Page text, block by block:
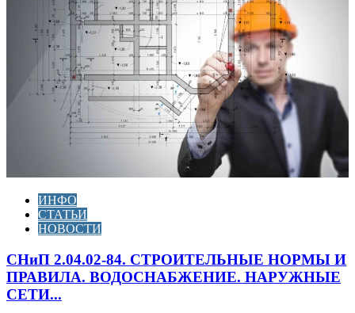
ИНФО
СТАТЬИ
НОВОСТИ
СНиП 2.04.02-84. СТРОИТЕЛЬНЫЕ НОРМЫ И
ПРАВИЛА. ВОДОСНАБЖЕНИЕ. НАРУЖНЫЕ
СЕТИ...